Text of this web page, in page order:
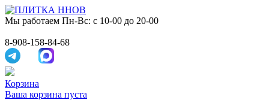
Мы работаем Пн-Вс: с 10-00 до 20-00
8-908-158-84-68
Корзина
Ваша корзина пуста